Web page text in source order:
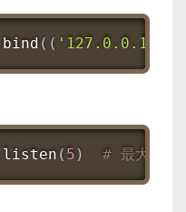
bind ( ( '127.0.0.1'
listen ( 5 ) # 最大连接